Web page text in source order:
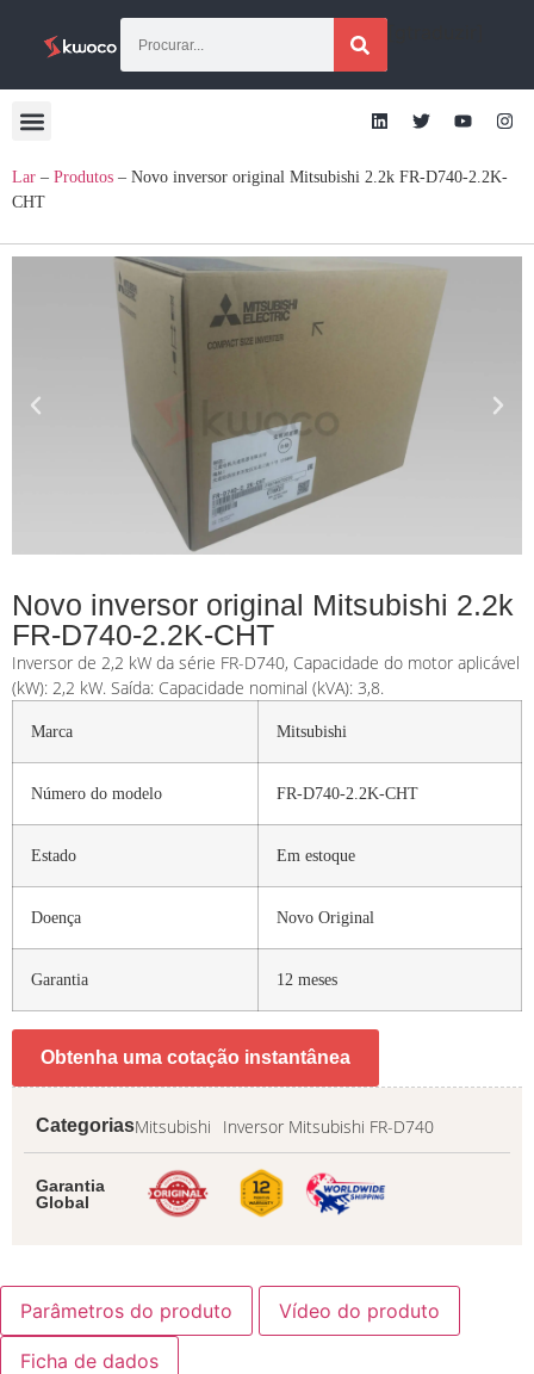
Lar – Produtos – Novo inversor original Mitsubishi 2.2k FR-D740-2.2K-
CHT
Novo inversor original Mitsubishi 2.2k
FR-D740-2.2K-CHT
Inversor de 2,2 kW da série FR-D740, Capacidade do motor aplicável
(kW): 2,2 kW. Saída: Capacidade nominal (kVA): 3,8.
Marca Mitsubishi
Número do modelo FR-D740-2.2K-CHT
Estado Em estoque
Doença Novo Original
Garantia 12 meses
Obtenha uma cotação instantânea
CategoriasMitsubishi Inversor Mitsubishi FR-D740
Garantia
Global
Parâmetros do produto Vídeo do produto
Ficha de dados